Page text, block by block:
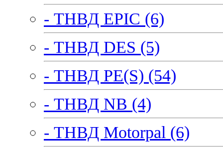
- ТНВД EPIC (6)
- ТНВД DES (5)
- ТНВД PE(S) (54)
- ТНВД NB (4)
- ТНВД Motorpal (6)